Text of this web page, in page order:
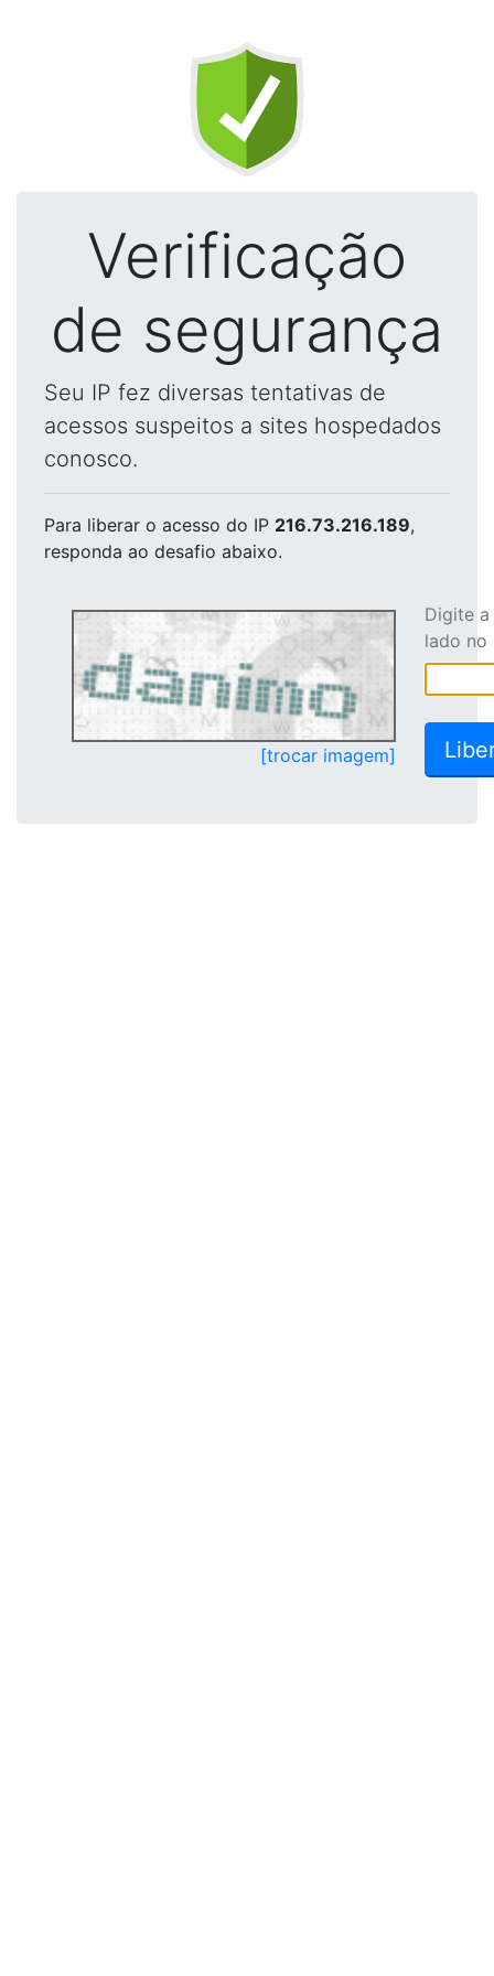
Verificação
de segurança
Seu IP fez diversas tentativas de
acessos suspeitos a sites hospedados
conosco.
Para liberar o acesso do IP 216.73.216.189,
responda ao desafio abaixo.
[trocar imagem]
Digite
lado no